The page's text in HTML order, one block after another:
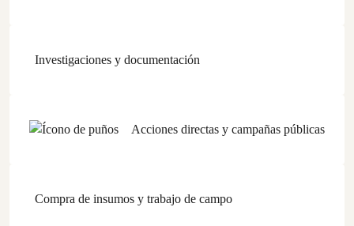
Investigaciones y documentación
Acciones directas y campañas públicas
Compra de insumos y trabajo de campo